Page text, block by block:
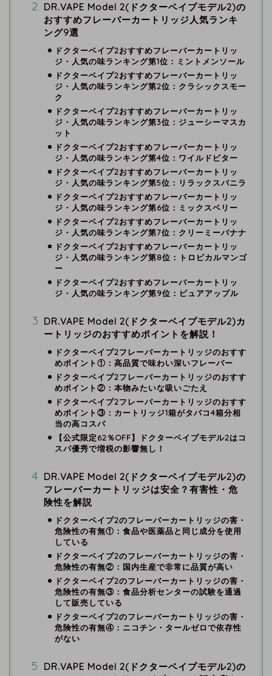
DR.VAPE Model 2(ドクターベイプモデル2)の
おすすめフレーバーカートリッジ人気ランキ
ング9選
ドクターベイプ2おすすめフレーバーカートリッ
ジ・人気の味ランキング第1位：ミントメンソール
ドクターベイプ2おすすめフレーバーカートリッ
ジ・人気の味ランキング第2位：クラシックスモー
ク
ドクターベイプ2おすすめフレーバーカートリッ
ジ・人気の味ランキング第3位：ジューシーマスカ
ット
ドクターベイプ2おすすめフレーバーカートリッ
ジ・人気の味ランキング第4位：ワイルドビター
ドクターベイプ2おすすめフレーバーカートリッ
ジ・人気の味ランキング第5位：リラックスバニラ
ドクターベイプ2おすすめフレーバーカートリッ
ジ・人気の味ランキング第6位：ミックスベリー
ドクターベイプ2おすすめフレーバーカートリッ
ジ・人気の味ランキング第7位：クリーミーバナナ
ドクターベイプ2おすすめフレーバーカートリッ
ジ・人気の味ランキング第8位：トロピカルマンゴ
ー
ドクターベイプ2おすすめフレーバーカートリッ
ジ・人気の味ランキング第9位：ピュアアップル
DR.VAPE Model 2(ドクターベイプモデル2)カ
ートリッジのおすすめポイントを解説！
ドクターベイプ2フレーバーカートリッジのおすす
めポイント①：高品質で味わい深いフレーバー
ドクターベイプ2フレーバーカートリッジのおすす
めポイント②：本物みたいな吸いごたえ
ドクターベイプ2フレーバーカートリッジのおすす
めポイント③：カートリッジ1箱がタバコ4箱分相
当の高コスパ
【公式限定62％OFF】ドクターベイプモデル2はコ
スパ優秀で増税の影響無し！
DR.VAPE Model 2(ドクターベイプモデル2)の
フレーバーカートリッジは安全？有害性・危
険性を解説
ドクターベイプ2のフレーバーカートリッジの害・
危険性の有無①：食品や医薬品と同じ成分を使用
している
ドクターベイプ2のフレーバーカートリッジの害・
危険性の有無②：国内生産で非常に品質が高い
ドクターベイプ2のフレーバーカートリッジの害・
危険性の有無③：食品分析センターの試験を通過
して販売している
ドクターベイプ2のフレーバーカートリッジの害・
危険性の有無④：ニコチン・タールゼロで依存性
がない
DR.VAPE Model 2(ドクターベイプモデル2)の